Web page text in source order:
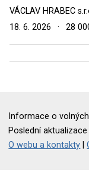
VÁCLAV HRABEC
18. 6. 2026
· 28
Informace o
Poslední
O webu a kontakty |